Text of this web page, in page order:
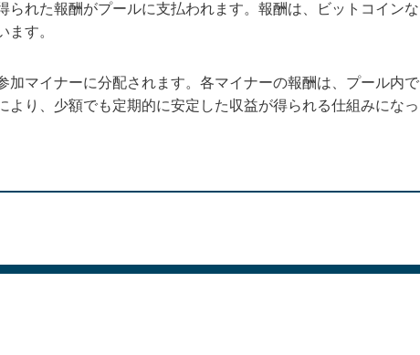
れた報酬がプールに支払われます。報酬は、ビットコインな
す。
マイナーに分配されます。各マイナーの報酬は、プール内で
り、少額でも定期的に安定した収益が得られる仕組みになっ